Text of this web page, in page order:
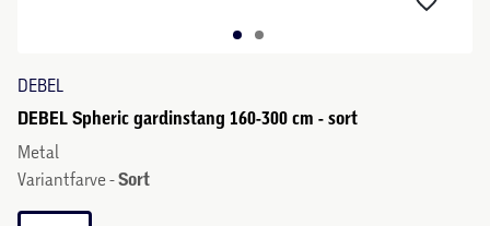
DEBEL
DEBEL Spheric gardinstang 160-300 cm - sort
Metal
Variantfarve -Sort